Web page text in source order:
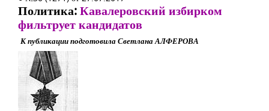
Политика:Кавалеровский избирком
фильтрует кандидатов
К публикации подготовила Светлана АЛФЕРОВА